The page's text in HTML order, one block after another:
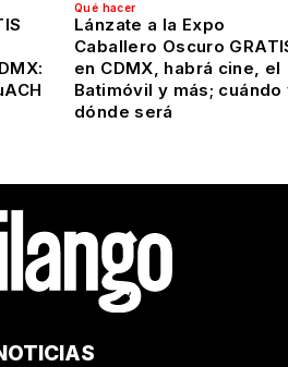
Qué hacer
Lánzate a la Expo
Caballero Oscuro
en CDMX, habrá cine, el
Batimóvil y más; cuándo
dónde será